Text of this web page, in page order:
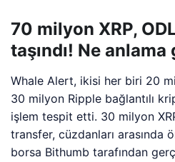
70 milyon XRP,
taşındı! Ne
Whale Alert, ikisi her biri 20
30 milyon Ripple bağlantılı
işlem tespit etti. 30 milyon
transfer, cüzdanları arasında
borsa Bithumb tarafından